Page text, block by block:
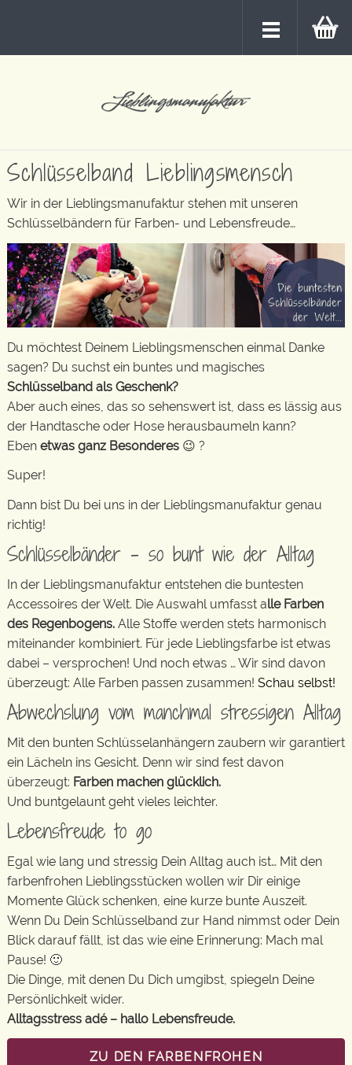
Schlüsselband Lieblingsmensch
Wir in der Lieblingsmanufaktur stehen mit unseren
Schlüsselbändern für Farben- und Lebensfreude…
Du möchtest Deinem Lieblingsmenschen einmal Danke
sagen? Du suchst ein buntes und magisches
Schlüsselband als Geschenk?
Aber auch eines, das so sehenswert ist, dass es lässig aus
der Handtasche oder Hose herausbaumeln kann?
Eben etwas ganz Besonderes 😉 ?
Super!
Dann bist Du bei uns in der Lieblingsmanufaktur genau
richtig!
Schlüsselbänder – so bunt wie der Alltag
In der Lieblingsmanufaktur entstehen die buntesten
Accessoires der Welt. Die Auswahl umfasst alle Farben
des Regenbogens. Alle Stoffe werden stets harmonisch
miteinander kombiniert. Für jede Lieblingsfarbe ist etwas
dabei – versprochen! Und noch etwas … Wir sind davon
überzeugt: Alle Farben passen zusammen! Schau selbst!
Abwechslung vom manchmal stressigen Alltag
Mit den bunten Schlüsselanhängern zaubern wir garantiert
ein Lächeln ins Gesicht. Denn wir sind fest davon
überzeugt: Farben machen glücklich.
Und buntgelaunt geht vieles leichter.
Lebensfreude to go
Egal wie lang und stressig Dein Alltag auch ist… Mit den
farbenfrohen Lieblingsstücken wollen wir Dir einige
Momente Glück schenken, eine kurze bunte Auszeit.
Wenn Du Dein Schlüsselband zur Hand nimmst oder Dein
Blick darauf fällt, ist das wie eine Erinnerung: Mach mal
Pause! 🙂
Die Dinge, mit denen Du Dich umgibst, spiegeln Deine
Persönlichkeit wider.
Alltagsstress adé – hallo Lebensfreude.
ZU DEN FARBENFROHEN